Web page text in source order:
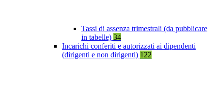
Tassi di assenza trimestrali (da pubblicare
in tabelle) 34
Incarichi conferiti e autorizzati ai dipendenti
(dirigenti e non dirigenti) 122